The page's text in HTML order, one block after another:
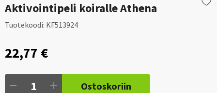
Aktivointipeli koiralle Athena
Tuotekoodi: KF513924
22,77 €
Ostoskoriin